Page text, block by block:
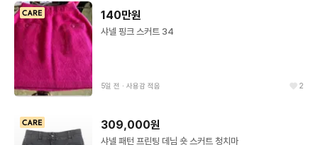
140만원
샤넬 핑크 스커트 34
5일 전 ∙ 사용감 적음 2
309,000원
샤넬 패턴 프린팅 데님 숏 스커트 청치마